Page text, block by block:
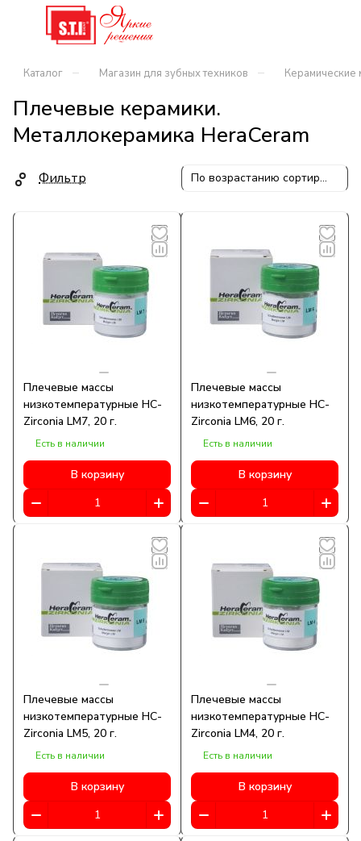
Каталог – Магазин для зубных техников – Керамические
Плечевые керамики.
Металлокерамика HeraCeram
Фильтр По возрастанию сортировки
Плечевые массы
низкотемпературные HC-
Zirconia LM7, 20 г.
Есть в наличии
В корзину
Плечевые массы
низкотемпературные HC-
Zirconia LM6, 20 г.
Есть в наличии
В корзину
Плечевые массы
низкотемпературные HC-
Zirconia LM5, 20 г.
Есть в наличии
В корзину
Плечевые массы
низкотемпературные HC-
Zirconia LM4, 20 г.
Есть в наличии
В корзину